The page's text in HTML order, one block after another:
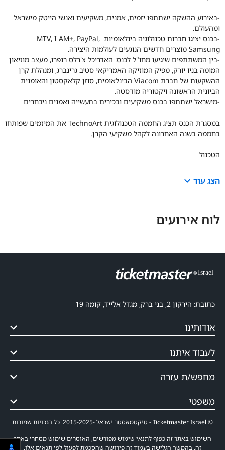
-באירוע ההשקה ישתתפו יזמים, אמנים, משקיעים ואנשי הייטק מישראל
ומהעולם.
-בכנס יציגו חברות טכנולוגיה בינלאומיות MTV, I AM+, PayPal,
Samsung מוצרים חדשים הנוגעים לעולמות היצירה.
-בין המשתתפים שיגיעו מחו"ל לכנס: האדריכל צ'רלס רנפרו, מעצב מוזיאון
המומה בניו יורק, מפיק המוזיקה האמריקאי סטיב גרינברג, ומנהלת קרן
ההשקעות של חברת Viacom הבינלאומית, סוזן קלאקסטון והאומנית
הביונית הראשונה ויקטוריה מודסטה.
-מישראל ישתתפו בכנס משקיעים ובכירים בתעשייה ואמנים ניבחרים
במסגרת הכנס תציג החממה הטכנולוגית TechnoArt את המיזמים שפותחו
בחממה בשנה האחרונה לקהל משקיעי הקרן.
הטכנול
הצג עוד keyboard_arrow_down
לוח אירועים
כתובת: הירקון 2, בני ברק, מגדל אלייד, קומה 19
אודותינו
לעבוד איתנו
מחפש/ת עזרה
משפטי
© Ticketmaster Israel - טיקטמאסטר ישראל -2015-2025. כל הזכויות שמורות
השימוש באתר זה כפוף לתנאי שימוש מפורשים, האוסרים שימוש מסחרי באתר
זה. בהמשך הגלישה בעמוד זה פירושה שהסכמת לפעול לפי תנאים אלו.